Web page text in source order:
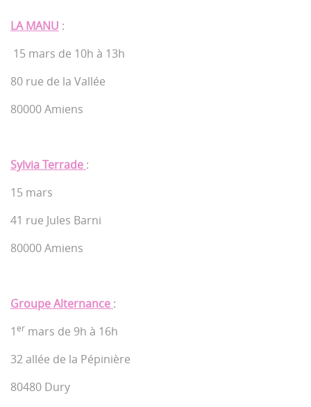
LA MANU :
15 mars de 10h à 13h
80 rue de la Vallée
80000 Amiens
Sylvia Terrade :
15 mars
41 rue Jules Barni
80000 Amiens
Groupe Alternance :
1er mars de 9h à 16h
32 allée de la Pépinière
80480 Dury